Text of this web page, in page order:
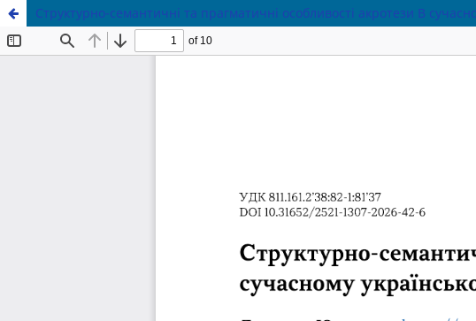
Структурно-семантичні та прагматичні особливості акротези B